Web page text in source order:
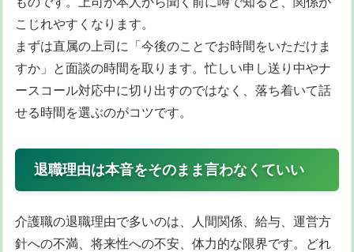
こじれやすくなります。
まずは直属の上司に「今後のことでお時間をいただけま
すか」と面談の時間を取ります。忙しい申し送り中やナ
ースコール対応中に切り出すのではなく、落ち着いて話
せる時間を選ぶのがコツです。
退職理由は本音をそのまま言わなくていい
介護職の退職理由で多いのは、人間関係、給与、運営方
針への不満、将来性への不安、体力的な限界です。どれ